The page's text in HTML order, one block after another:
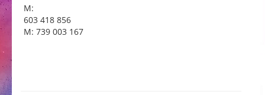
M:
603 418 856
M: 739 003 167